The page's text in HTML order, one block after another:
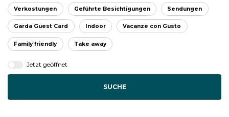
Verkostungen Geführte Besichtigungen Sendungen
Garda Guest Card Indoor Vacanze con Gusto
Family friendly Take away
Jetzt geöffnet
SUCHE